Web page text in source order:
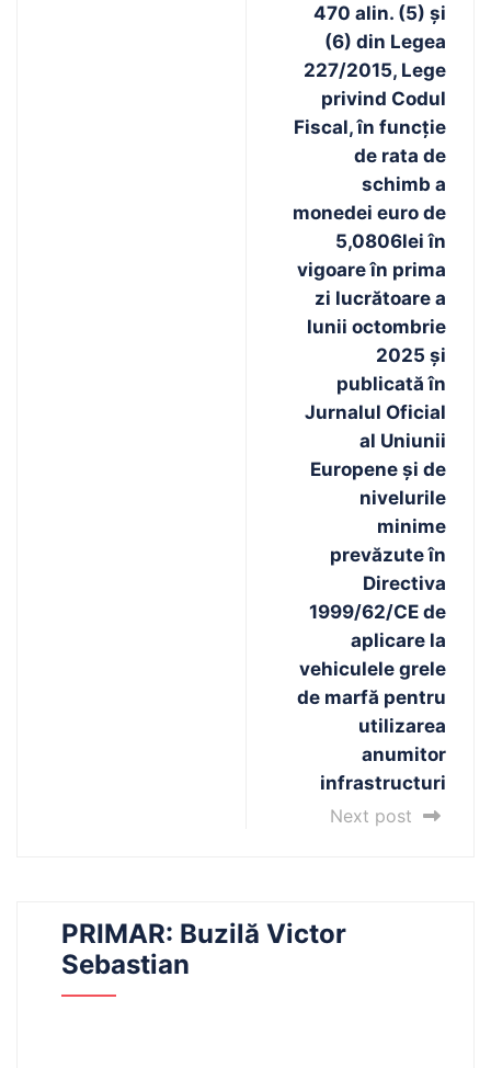
470 alin. (5) și
(6) din Legea
227/2015, Lege
privind Codul
Fiscal, în funcție
de rata de
schimb a
monedei euro de
5,0806lei în
vigoare în prima
zi lucrătoare a
lunii octombrie
2025 și
publicată în
Jurnalul Oficial
al Uniunii
Europene și de
nivelurile
minime
prevăzute în
Directiva
1999/62/CE de
aplicare la
vehiculele grele
de marfă pentru
utilizarea
anumitor
infrastructuri
Next post
PRIMAR: Buzilă Victor
Sebastian